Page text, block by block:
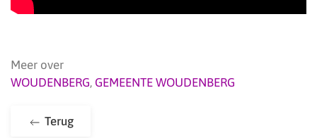
Meer over
WOUDENBERG, GEMEENTE WOUDENBERG
Terug